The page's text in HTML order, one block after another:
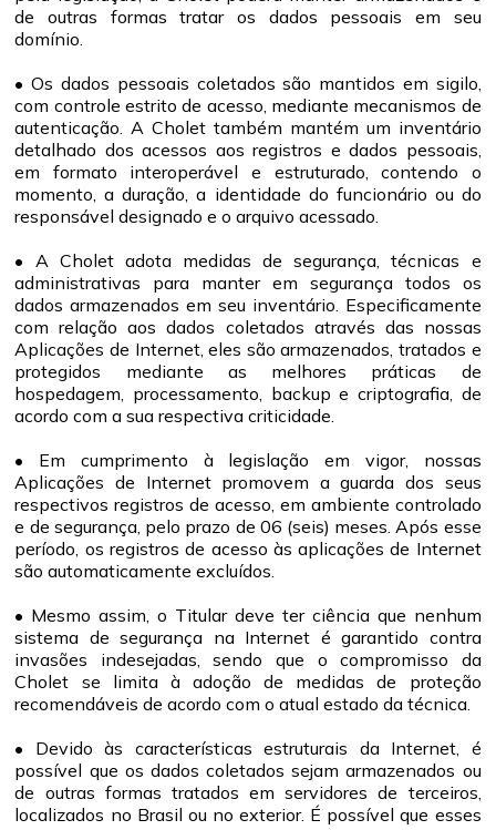
de outras formas tratar os dados pessoais em seu
domínio.
• Os dados pessoais coletados são mantidos em sigilo,
com controle estrito de acesso, mediante mecanismos de
autenticação. A Cholet também mantém um inventário
detalhado dos acessos aos registros e dados pessoais,
em formato interoperável e estruturado, contendo o
momento, a duração, a identidade do funcionário ou do
responsável designado e o arquivo acessado.
• A Cholet adota medidas de segurança, técnicas e
administrativas para manter em segurança todos os
dados armazenados em seu inventário. Especificamente
com relação aos dados coletados através das nossas
Aplicações de Internet, eles são armazenados, tratados e
protegidos mediante as melhores práticas de
hospedagem, processamento, backup e criptografia, de
acordo com a sua respectiva criticidade.
• Em cumprimento à legislação em vigor, nossas
Aplicações de Internet promovem a guarda dos seus
respectivos registros de acesso, em ambiente controlado
e de segurança, pelo prazo de 06 (seis) meses. Após esse
período, os registros de acesso às aplicações de Internet
são automaticamente excluídos.
• Mesmo assim, o Titular deve ter ciência que nenhum
sistema de segurança na Internet é garantido contra
invasões indesejadas, sendo que o compromisso da
Cholet se limita à adoção de medidas de proteção
recomendáveis de acordo com o atual estado da técnica.
• Devido às características estruturais da Internet, é
possível que os dados coletados sejam armazenados ou
de outras formas tratados em servidores de terceiros,
localizados no Brasil ou no exterior. É possível que esses